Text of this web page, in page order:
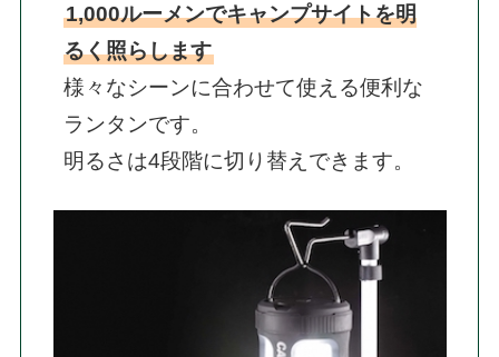
1,000ルーメンでキャンプサイトを明
るく照らします
様々なシーンに合わせて使える便利な
ランタンです。
明るさは4段階に切り替えできます。